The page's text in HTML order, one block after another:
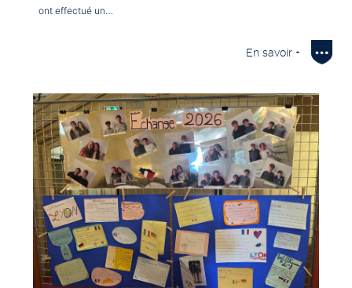
ont effectué un…
En savoir +